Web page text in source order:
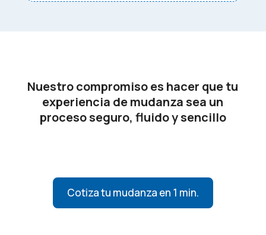
Nuestro compromiso es hacer que tu
experiencia de mudanza sea un
proceso seguro, fluido y sencillo
Cotiza tu mudanza en 1 min.